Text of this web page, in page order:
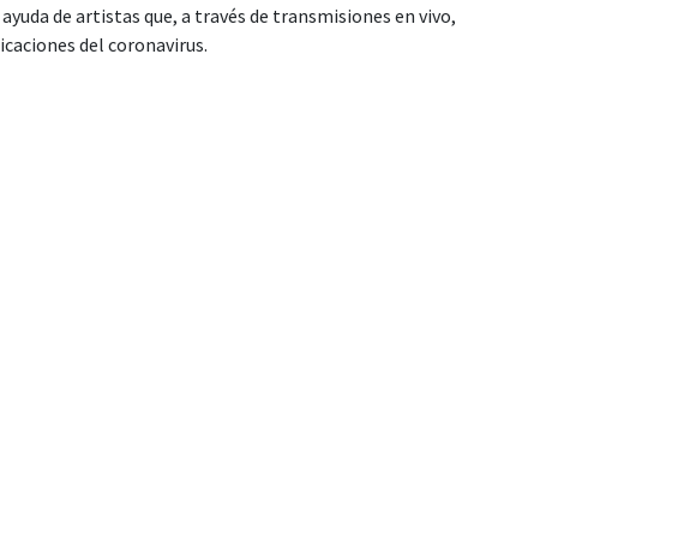
de artistas que, a través de transmisiones en vivo,
del coronavirus.